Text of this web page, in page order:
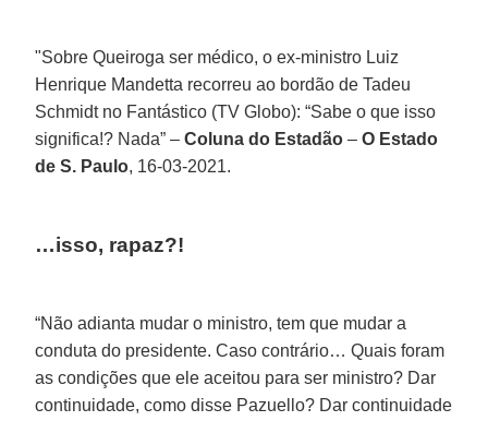
"Sobre Queiroga ser médico, o ex-ministro Luiz
Henrique Mandetta recorreu ao bordão de Tadeu
Schmidt no Fantástico (TV Globo): “Sabe o que isso
significa!? Nada” –Coluna do Estadão –O Estado
de S. Paulo, 16-03-2021.
…isso, rapaz?!
“Não adianta mudar o ministro, tem que mudar a
conduta do presidente. Caso contrário… Quais foram
as condições que ele aceitou para ser ministro? Dar
continuidade, como disse Pazuello? Dar continuidade